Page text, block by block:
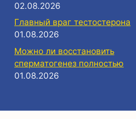
02.08.2026
Главный враг тестостерона
01.08.2026
Можно ли восстановить
сперматогенез полностью
01.08.2026